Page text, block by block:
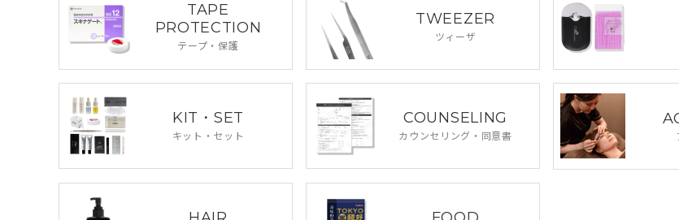
TAPE
PROTECTION
テープ・保護
TWEEZER
ツィーザ
KIT・SET
キット・セット
COUNSELING
カウンセリング・ 同意書